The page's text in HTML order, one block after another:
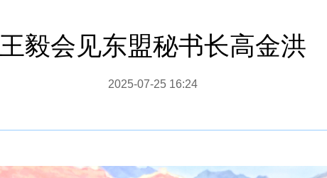
王毅会见东盟秘书长高金洪
2025-07-25 16:24